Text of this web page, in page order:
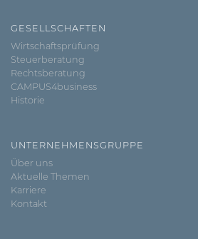
GESELLSCHAFTEN
Wirtschaftsprüfung
Steuerberatung
Rechtsberatung
CAMPUS4business
Historie
UNTERNEHMENSGRUPPE
Über uns
Aktuelle Themen
Karriere
Kontakt